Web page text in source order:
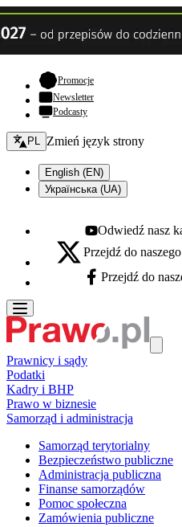
Promocje- otwiera się w nowej
Newsletter
Podcasty
Zmień język - bieżący:
PL Zmień język strony
English (EN)
Українська (UA)
Youtube - otwiera się w
Odwiedź nasz
X - otwiera się w nowej karcie
Przejdź do
Facebook - otwiera się w
Przejdź do
Prawnicy i sądy
Podatki
Kadry i BHP
Prawo w biznesie
Samorząd i administracja
Samorząd terytorialny
Bezpieczeństwo publiczne
Administracja publiczna
Finanse samorządów
Pomoc społeczna
Zamówienia publiczne